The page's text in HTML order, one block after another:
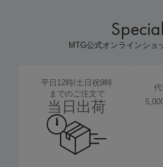
Special
MTG公式オンラインショ
平日12時/土日祝9時
までのご注文で
当日出荷